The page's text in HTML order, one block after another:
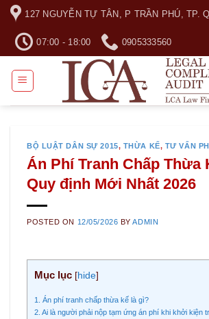
Skip
content
127 NGUYỄN TỰ TÂN, P TRẦN PHÚ, TP.
07:00 - 18:00 0905333560
BỘ LUẬT DÂN SỰ 2015, THỪA KẾ, TƯ VẤN
Án Phí Tranh Chấp Thừa
Quy định Mới Nhất 2026
POSTED ON 12/05/2026 BYADMIN
Mục lục [hide]
1. Án phí tranh chấp thừa kế là gì?
2. Ai là người phải nộp tạm ứng án phí khi khởi kiện